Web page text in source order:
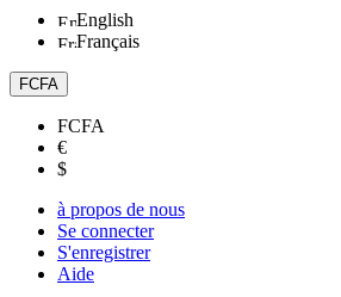
English
Français
FCFA
FCFA
€
$
à propos de nous
Se connecter
S'enregistrer
Aide